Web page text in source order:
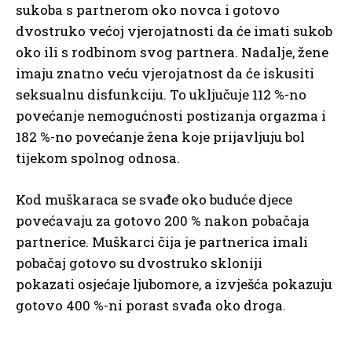
sukoba s partnerom oko novca i gotovo
dvostruko većoj vjerojatnosti da će imati sukob
oko ili s rodbinom svog partnera. Nadalje, žene
imaju znatno veću vjerojatnost da će iskusiti
seksualnu disfunkciju. To uključuje 112 %-no
povećanje nemogućnosti postizanja orgazma i
182 %-no povećanje žena koje prijavljuju bol
tijekom spolnog odnosa.
Kod muškaraca se svađe oko buduće djece
povećavaju za gotovo 200 % nakon pobačaja
partnerice. Muškarci čija je partnerica imali
pobačaj gotovo su dvostruko skloniji
pokazati osjećaje ljubomore, a izvješća pokazuju
gotovo 400 %-ni porast svađa oko droga.